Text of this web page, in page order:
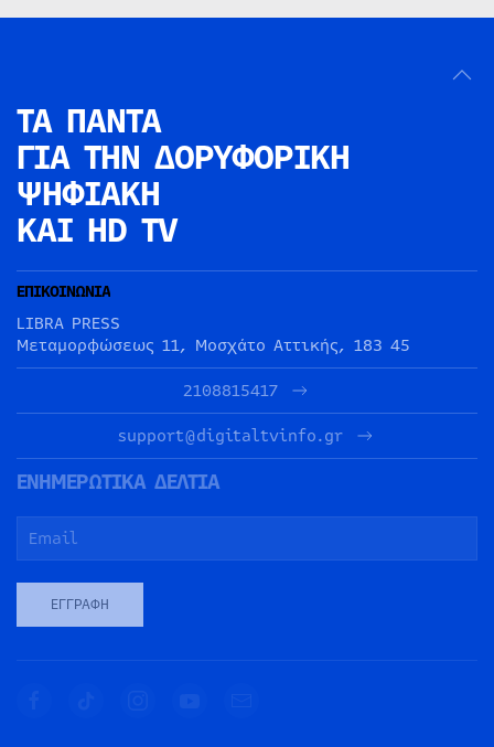
ΤΑ ΠΑΝΤΑ
ΓΙΑ ΤΗΝ ΔΟΡΥΦΟΡΙΚΗ
ΨΗΦΙΑΚΗ
ΚΑΙ HD TV
ΕΠΙΚΟΙΝΩΝΙΑ
LIBRA PRESS
Μεταμορφώσεως 11, Μοσχάτο Αττικής, 183 45
2108815417
support@digitaltvinfo.gr
ΕΝΗΜΕΡΩΤΙΚΑ ΔΕΛΤΙΑ
ΕΓΓΡΑΦΉ